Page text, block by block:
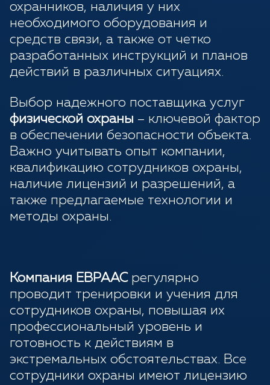
охранников, наличия у них
необходимого оборудования и
средств связи, а также от четко
разработанных инструкций и планов
действий в различных ситуациях.
Выбор надежного поставщика услуг
физической охраны – ключевой фактор
в обеспечении безопасности объекта.
Важно учитывать опыт компании,
квалификацию сотрудников охраны,
наличие лицензий и разрешений, а
также предлагаемые технологии и
методы охраны.
Компания ЕВРААСрегулярно
проводит тренировки и учения для
сотрудников охраны, повышая их
профессиональный уровень и
готовность к действиям в
экстремальных обстоятельствах. Все
сотрудники охраны имеют лицензию